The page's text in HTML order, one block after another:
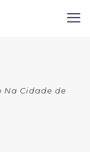
Na Cidade de